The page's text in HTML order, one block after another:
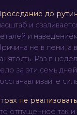
до
и
и
не в лени, а
Раз в
за эти семь
не
отпущенное так